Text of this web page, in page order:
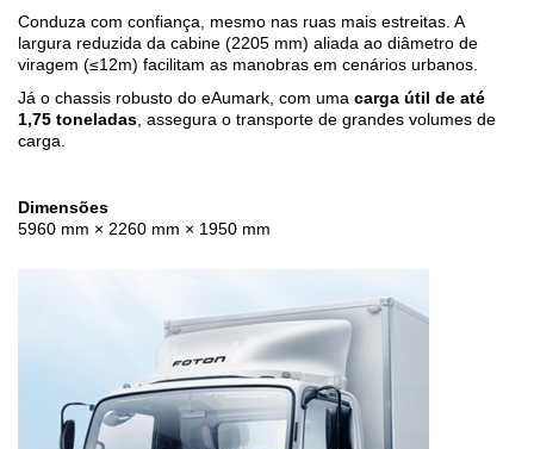
Conduza com confiança, mesmo nas ruas mais estreitas. A
largura reduzida da cabine (2205 mm) aliada ao diâmetro de
viragem (≤12m) facilitam as manobras em cenários urbanos.
Já o chassis robusto do eAumark, com uma carga útil de até
1,75 toneladas , assegura o transporte de grandes volumes de
carga.
Dimensões
5960 mm × 2260 mm × 1950 mm